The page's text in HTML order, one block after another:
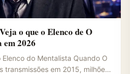
o que o Elenco de O
2026
do Mentalista Quando O
transmissões em 2015, milhões